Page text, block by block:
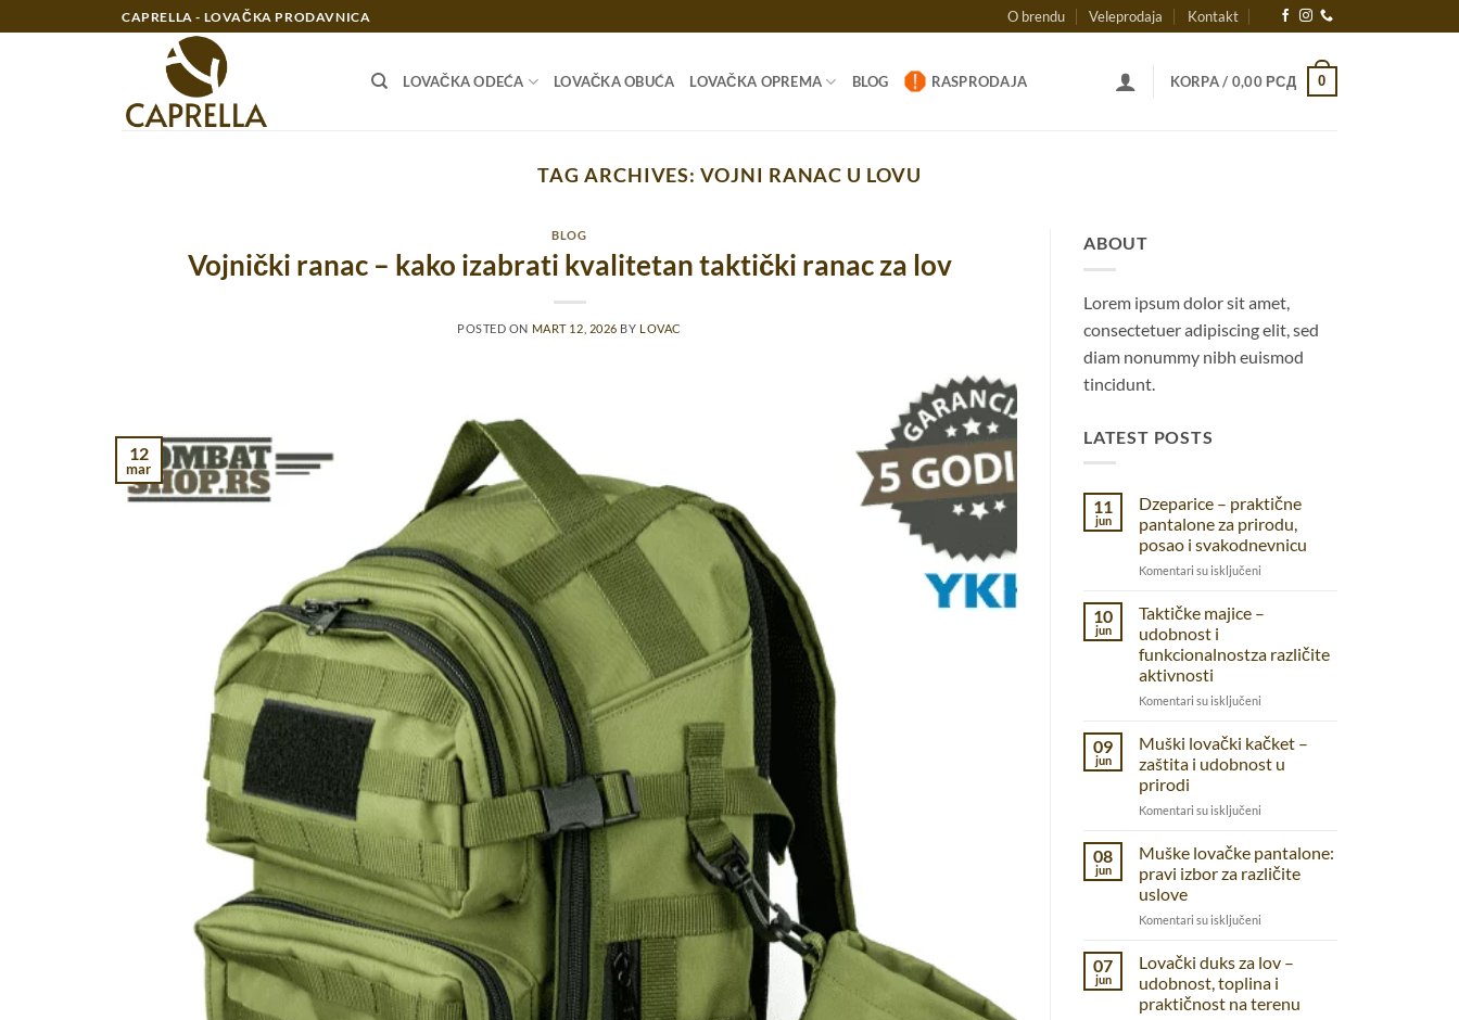
na
CAPRELLA - LOVAČKA PRODAVNICA O brendu Veleprodaja Kontakt
LOVAČKA ODEĆA LOVAČKA OBUĆA LOVAČKA OPREMA BLOG RASPRODAJA KORPA / 0,00 РСД 0
TAG ARCHIVES:VOJNI RANAC U LOVU
BLOG
Vojnički ranac – kako izabrati kvalitetan taktički ranac za lov
POSTED ON MART 12, 2026 BY LOVAC
12
mar
ABOUT
Lorem ipsum dolor sit amet,
consectetuer adipiscing elit, sed
diam nonummy nibh euismod
tincidunt.
LATEST POSTS
11
jun
Dzeparice – praktične
pantalone za prirodu,
posao i svakodnevnicu
Komentari su isključeni
za
svakodnevnicu
10
jun
Taktičke majice –
udobnost i
funkcionalnostza različite
aktivnosti
Komentari su isključeni
majice
udobnost
aktivnosti
09
jun
Muški lovački kačket –
zaštita i udobnost u
prirodi
Komentari su isključeni
lovački
kačket
–
u
prirodi
08
jun
Muške lovačke pantalone:
pravi izbor za različite
uslove
Komentari su isključeni
lovačke
pravi
izbor
07
jun
Lovački duks za lov –
udobnost, toplina i
praktičnost na terenu